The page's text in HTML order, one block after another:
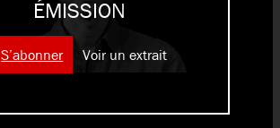
ÉMISSION
S’abonner Voir un extrait